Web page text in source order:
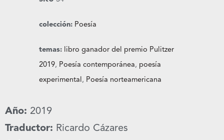
colección: Poesía
temas: libro ganador del premio Pulitzer
2019, Poesía contemporánea, poesía
experimental, Poesía norteamericana
Año: 2019
Traductor: Ricardo Cázares